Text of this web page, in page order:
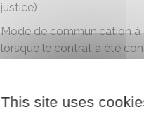
justice)
Mode de communication à
lorsque le contrat a été
This site uses